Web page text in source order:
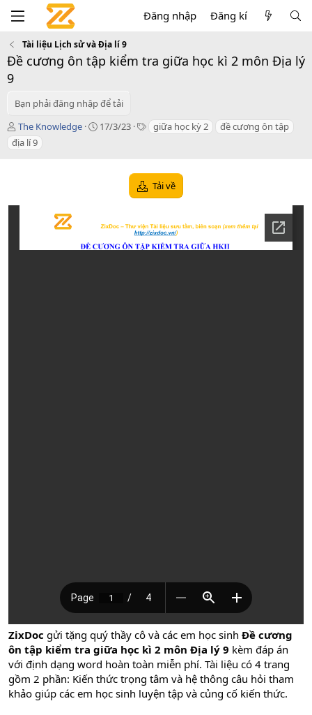
Đăng nhập Đăng kí
Tài liệu Lịch sử và Địa lí 9
Đề cương ôn tập kiểm tra giữa học kì 2 môn Địa lý
9
Bạn phải đăng nhập để tải
T
á
c
The Knowledge
C
d
t
17/3/23
T giữa học kỳ 2
đề cương ôn tập
địa lí 9
Tải về
ZixDoc gửi tặng quý thầy cô và các em học sinh Đề cương
ôn tập kiểm tra giữa học kì 2 môn Địa lý 9 kèm đáp án
với định dạng word hoàn toàn miễn phí. Tài liệu có 4 trang
gồm 2 phần: Kiến thức trọng tâm và hệ thông câu hỏi tham
khảo giúp các em học sinh luyện tập và củng cố kiến thức.